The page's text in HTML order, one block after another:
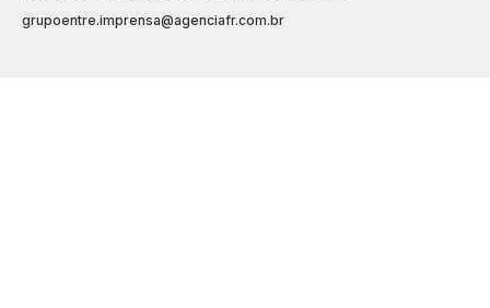
grupoentre.imprensa@agenciafr.com.br